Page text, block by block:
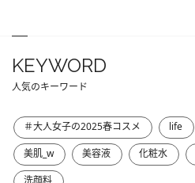
KEYWORD
人気のキーワード
＃大人女子の2025春コスメ life
美肌_w
美容液 化粧水
洗顔料